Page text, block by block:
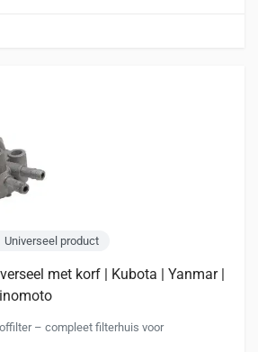
Universeel product
met korf | Kubota | Yanmar |
– compleet filterhuis voor